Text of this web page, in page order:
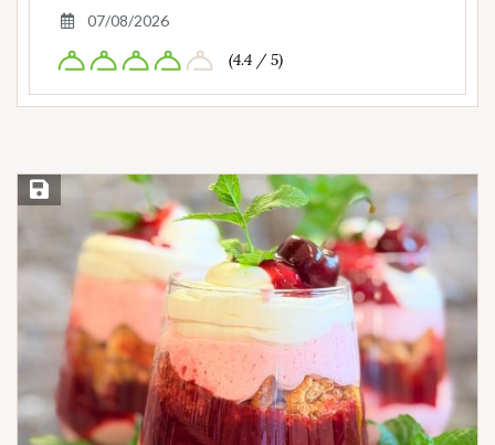
07/08/2026
(4.4 / 5)
Save Recipe